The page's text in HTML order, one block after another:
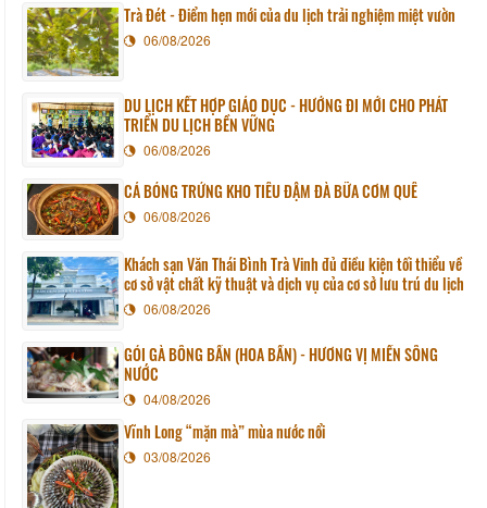
Trà Đét - Điểm hẹn mới của du lịch trải nghiệm miệt vườn
06/08/2026
DU LỊCH KẾT HỢP GIÁO DỤC - HƯỚNG ĐI MỚI CHO PHÁT
TRIỂN DU LỊCH BỀN VỮNG
06/08/2026
CÁ BÓNG TRỨNG KHO TIÊU ĐẬM ĐÀ BỮA CƠM QUÊ
06/08/2026
Khách sạn Văn Thái Bình Trà Vinh đủ điều kiện tối thiểu về
cơ sở vật chất kỹ thuật và dịch vụ của cơ sở lưu trú du lịch
06/08/2026
GỎI GÀ BÔNG BẦN (HOA BẦN) - HƯƠNG VỊ MIỀN SÔNG
NƯỚC
04/08/2026
Vĩnh Long “mặn mà” mùa nước nổi
03/08/2026